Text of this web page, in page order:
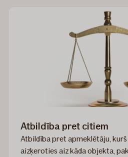
Atbildība pret citiem
Atbildība pret apmeklētāju, kurš
aizķeroties aiz kāda objekta,